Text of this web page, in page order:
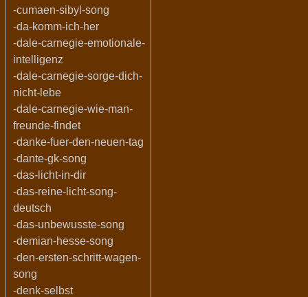
-cumaen-sibyl-song
-da-komm-ich-her
-dale-carnegie-emotionale-
intelligenz
-dale-carnegie-sorge-dich-
nicht-lebe
-dale-carnegie-wie-man-
freunde-findet
-danke-fuer-den-neuen-tag
-dante-gk-song
-das-licht-in-dir
-das-reine-licht-song-
deutsch
-das-unbewusste-song
-demian-hesse-song
-den-ersten-schritt-wagen-
song
-denk-selbst